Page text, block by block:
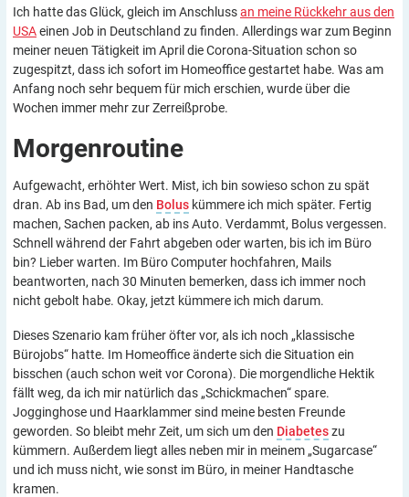
Ich hatte das Glück, gleich im Anschlussan meine Rückkehr aus den
USAeinen Job in Deutschland zu finden. Allerdings war zum Beginn
meiner neuen Tätigkeit im April die Corona-Situation schon so
zugespitzt, dass ich sofort im Homeoffice gestartet habe. Was am
Anfang noch sehr bequem für mich erschien, wurde über die
Wochen immer mehr zur Zerreißprobe.
Morgenroutine
Aufgewacht, erhöhter Wert. Mist, ich bin sowieso schon zu spät
dran. Ab ins Bad, um den Bolus kümmere ich mich später. Fertig
machen, Sachen packen, ab ins Auto. Verdammt, Bolus vergessen.
Schnell während der Fahrt abgeben oder warten, bis ich im Büro
bin? Lieber warten. Im Büro Computer hochfahren, Mails
beantworten, nach 30 Minuten bemerken, dass ich immer noch
nicht gebolt habe. Okay, jetzt kümmere ich mich darum.
Dieses Szenario kam früher öfter vor, als ich noch „klassische
Bürojobs“ hatte. Im Homeoffice änderte sich die Situation ein
bisschen (auch schon weit vor Corona). Die morgendliche Hektik
fällt weg, da ich mir natürlich das „Schickmachen“ spare.
Jogginghose und Haarklammer sind meine besten Freunde
geworden. So bleibt mehr Zeit, um sich um den Diabeteszu
kümmern. Außerdem liegt alles neben mir in meinem „Sugarcase“
und ich muss nicht, wie sonst im Büro, in meiner Handtasche
kramen.